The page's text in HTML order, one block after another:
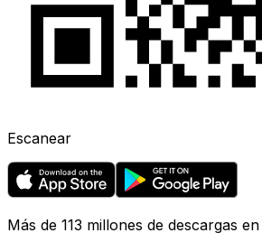
Escanear
Más de 113 millones de descargas